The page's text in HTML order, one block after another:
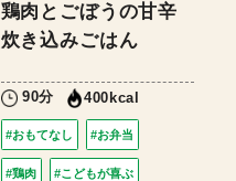
鶏肉とごぼうの甘辛
炊き込みごはん
90分 400kcal
#おもてなし #お弁当
#鶏肉 #こどもが喜ぶ